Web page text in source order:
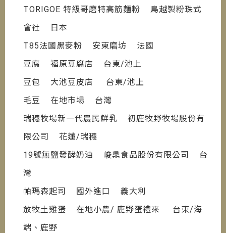
TORIGOE 特級哥磨特高筋麵粉 鳥越製粉珠式
會社 日本
T85法國黑麥粉 安東磨坊 法國
豆腐 福原豆腐店 台東/池上
豆包 大池豆皮店 台東/池上
毛豆 在地市場 台灣
瑞穗牧場新一代農民鮮乳 初鹿牧野牧場股份有
限公司 花蓮/瑞穗
19號無鹽發酵奶油 峻鼎食品股份有限公司 台
灣
帕瑪森起司 國外進口 義大利
放牧土雞蛋 在地小農/ 鹿野蛋禮來 台東/海
端、鹿野